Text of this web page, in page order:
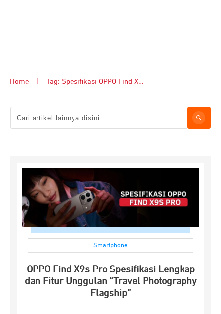
Home Tag: Spesifikasi OPPO Find X9s Pro
Smartphone
OPPO Find X9s Pro Spesifikasi Lengkap
dan Fitur Unggulan “Travel Photography
Flagship”